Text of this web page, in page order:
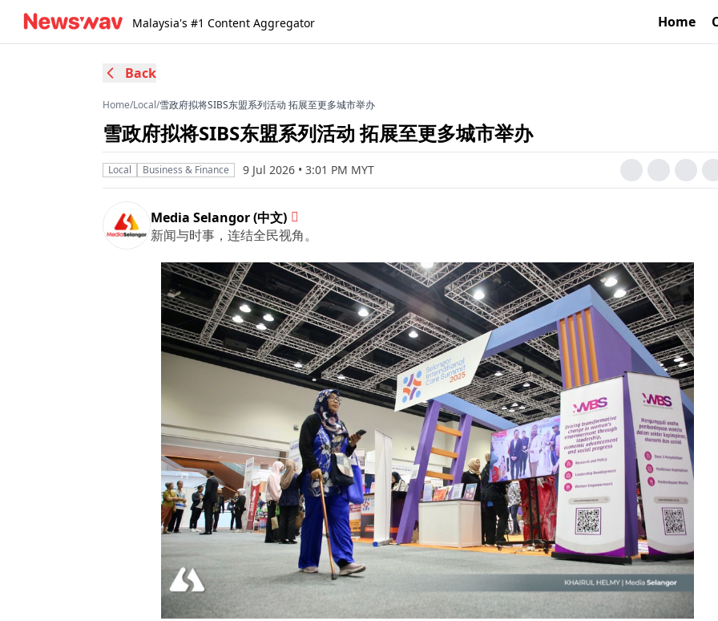
Malaysia's #1 Content Aggregator Home
Back
Home/Local/雪政府拟将SIBS东盟系列活动 拓展至更多城市举办
雪政府拟将SIBS东盟系列活动 拓展至更多城市举办
Local Business & Finance 9 Jul 2026 • 3:01 PM MYT
Media Selangor (中文)
新闻与时事，连结全民视角。